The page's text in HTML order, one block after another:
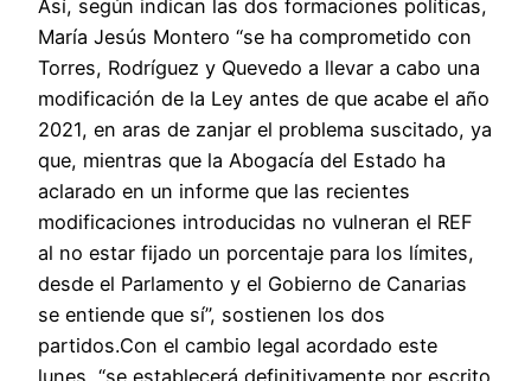
Así, según indican las dos formaciones políticas,
María Jesús Montero “se ha comprometido con
Torres, Rodríguez y Quevedo a llevar a cabo una
modificación de la Ley antes de que acabe el año
2021, en aras de zanjar el problema suscitado, ya
que, mientras que la Abogacía del Estado ha
aclarado en un informe que las recientes
modificaciones introducidas no vulneran el REF
al no estar fijado un porcentaje para los límites,
desde el Parlamento y el Gobierno de Canarias
se entiende que sí”, sostienen los dos
partidos.Con el cambio legal acordado este
lunes, “se establecerá definitivamente por escrito